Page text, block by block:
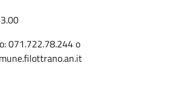
071.722.78.244 o